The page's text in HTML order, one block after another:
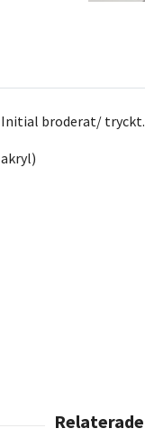
Initial broderat/ tryckt.